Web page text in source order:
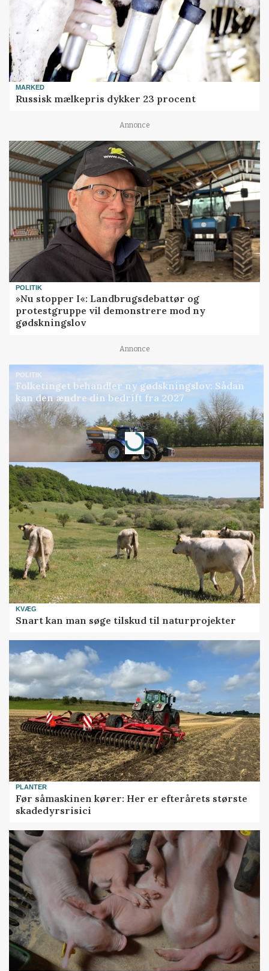
MARKED
Russisk mælkepris dykker 23 procent
Annonce
POLITIK
»Nu stopper I«: Landbrugsdebattør og
protestgruppe vil demonstrere mod ny
gødskningslov
Annonce
POLITIK
Folketinget behandler ny gødskningslov: Sådan
kan den ændre din bedrift fra 2027
Annonce
Loading...
KVÆG
Snart kan man søge tilskud til naturprojekter
PLANTER
Før såmaskinen kører: Her er efterårets største
skadedyrsrisici